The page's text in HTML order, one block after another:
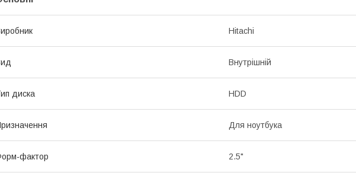
Hitachi
Внутрішній
диска HDD
Для ноутбука
фактор 2.5"